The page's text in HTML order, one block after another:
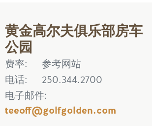
黄金高尔夫俱乐部房车
公园
费率
参考网站
电话
250.344.2700
电子邮件
teeoff@golfgolden.com